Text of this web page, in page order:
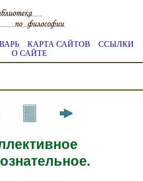
КАРТА САЙТОВ
ССЫЛКИ
О САЙТЕ